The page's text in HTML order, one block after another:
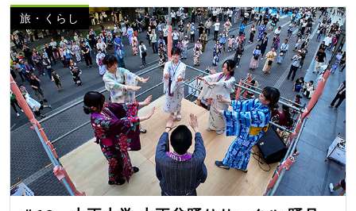
旅・くらし